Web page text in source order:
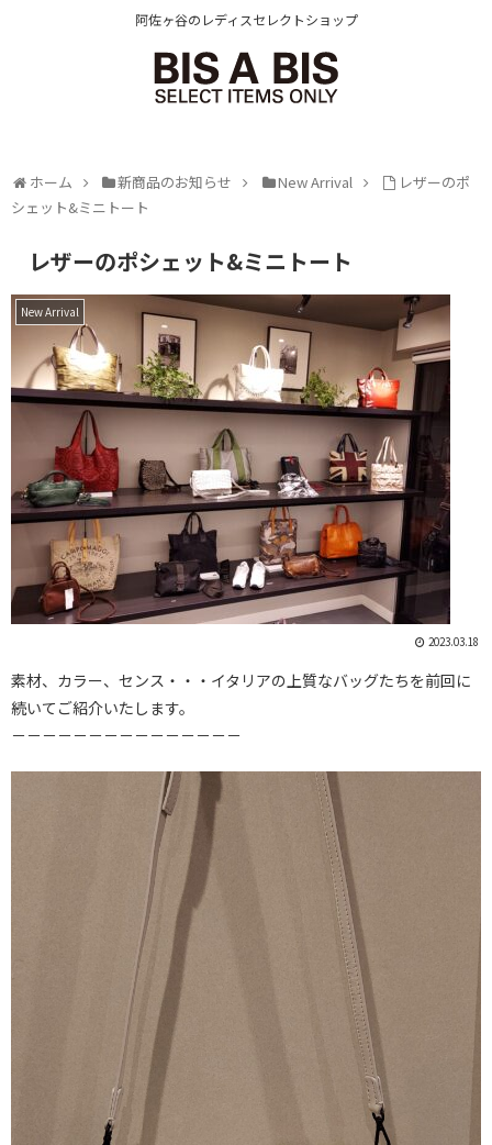
阿佐ヶ谷のレディスセレクトショップ
ホーム 新商品のお知らせ New Arrival
レザーのポ
シェット&ミニトート
レザーのポシェット&ミニトート
New Arrival
2023.03.18
素材、カラー、センス・・・イタリアの上質なバッグたちを前回に
続いてご紹介いたします。
－－－－－－－－－－－－－－－